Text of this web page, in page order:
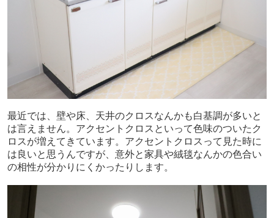
最近では、壁や床、天井のクロスなんかも白基調が多いと
は言えません。アクセントクロスといって色味のついたク
ロスが増えてきています。アクセントクロスって見た時に
は良いと思うんですが、意外と家具や絨毯なんかの色合い
の相性が分かりにくかったりします。